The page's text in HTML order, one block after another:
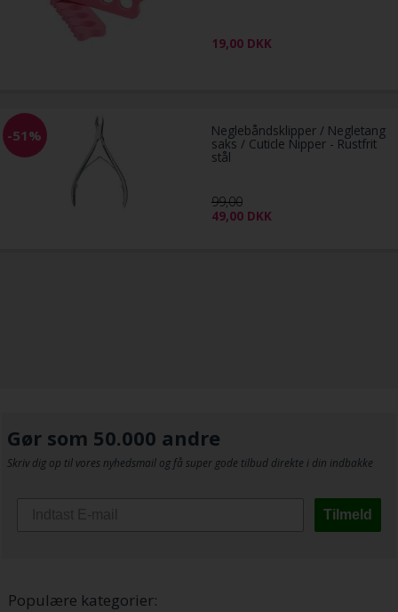
19,00 DKK
-51% Neglebåndsklipper / Negletang
saks / Cuticle Nipper - Rustfrit
stål
99,00
49,00 DKK
Gør som 50.000 andre
Skriv dig op til vores nyhedsmail og få super gode tilbud direkte i din indbakke
Tilmeld
Populære kategorier: